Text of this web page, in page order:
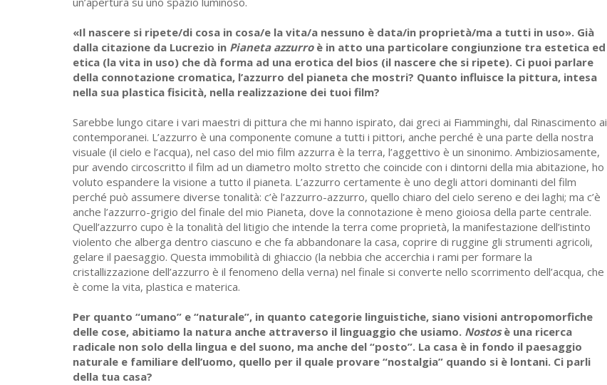
«Il nascere si ripete/di cosa in cosa/e la vita/a nessuno è data/in proprietà/ma a tutti in uso». Già
dalla citazione da Lucrezio in Pianeta azzurroè in atto una particolare congiunzione tra estetica ed
etica (la vita in uso) che dà forma ad una erotica del bios (il nascere che si ripete). Ci puoi parlare
della connotazione cromatica, l’azzurro del pianeta che mostri? Quanto influisce la pittura, intesa
nella sua plastica fisicità, nella realizzazione dei tuoi film?
Sarebbe lungo citare i vari maestri di pittura che mi hanno ispirato, dai greci ai Fiamminghi, dal Rinascimento ai
contemporanei. L’azzurro è una componente comune a tutti i pittori, anche perché è una parte della nostra
visuale (il cielo e l’acqua), nel caso del mio film azzurra è la terra, l’aggettivo è un sinonimo. Ambiziosamente,
pur avendo circoscritto il film ad un diametro molto stretto che coincide con i dintorni della mia abitazione, ho
voluto espandere la visione a tutto il pianeta. L’azzurro certamente è uno degli attori dominanti del film
perché può assumere diverse tonalità: c’è l’azzurro-azzurro, quello chiaro del cielo sereno e dei laghi; ma c’è
anche l’azzurro-grigio del finale del mio Pianeta, dove la connotazione è meno gioiosa della parte centrale.
Quell’azzurro cupo è la tonalità del litigio che intende la terra come proprietà, la manifestazione dell’istinto
violento che alberga dentro ciascuno e che fa abbandonare la casa, coprire di ruggine gli strumenti agricoli,
gelare il paesaggio. Questa immobilità di ghiaccio (la nebbia che accerchia i rami per formare la
cristallizzazione dell’azzurro è il fenomeno della verna) nel finale si converte nello scorrimento dell’acqua, che
è come la vita, plastica e materica.
Per quanto “umano” e “naturale”, in quanto categorie linguistiche, siano visioni antropomorfiche
delle cose, abitiamo la natura anche attraverso il linguaggio che usiamo. Nostosè una ricerca
radicale non solo della lingua e del suono, ma anche del “posto”. La casa è in fondo il paesaggio
naturale e familiare dell’uomo, quello per il quale provare “nostalgia” quando si è lontani. Ci parli
della tua casa?